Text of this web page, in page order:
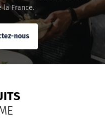
la France.
nous